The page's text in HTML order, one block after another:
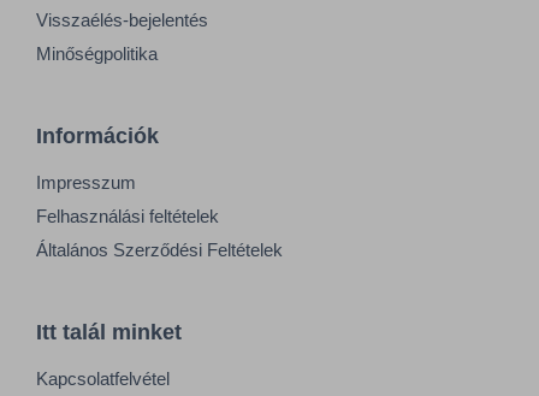
Visszaélés-bejelentés
Minőségpolitika
Információk
Impresszum
Felhasználási feltételek
Általános Szerződési Feltételek
Itt talál minket
Kapcsolatfelvétel